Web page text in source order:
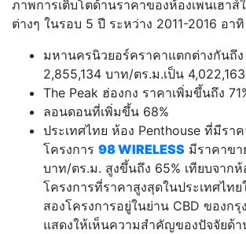
ภาพการเติบโตด้านราคาของห้องเพนเฮาส์
ต่างๆ ในรอบ 5 ปี ระหว่าง 2011-2016 อาทิ
มหานครนิวยอร์คราคาแตกต่างกันถึง
2,855,134 บาท/ตร.ม.เป็น
The Peak ฮ่องกง ราคาเพิ่มขึ้นถึง
ลอนดอนที่เพิ่มขึ้น 68%
ประเทศไทย ห้อง Penthouse ที่มีรา
โครงการ 98 WIRELESS มีราคาข
บาท/ตร.ม. สูงขึ้นถึง 65% เทียบจากห้
โครงการที่ราคาสูงสุดในประเทศไทย
สองโครงการอยู่ในย่าน CBD ของก
แสดงให้เห็นความสำคัญของปัจจัยด้